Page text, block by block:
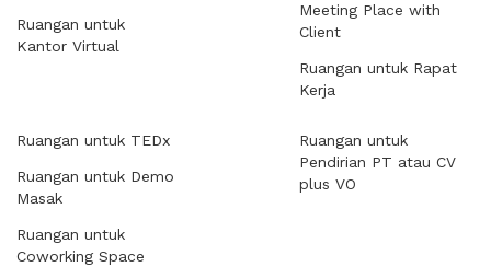
Ruangan untuk
Kantor Virtual
Meeting Place with
Client
Ruangan untuk Rapat
Kerja
Ruangan untuk TEDx
Ruangan untuk Demo
Masak
Ruangan untuk
Coworking Space
Ruangan untuk
Pendirian PT atau CV
plus VO